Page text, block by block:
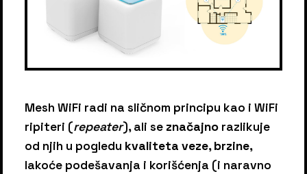
Mesh WiFi radi na sličnom principu kao i WiFi
ripiteri (repeater), ali se značajno razlikuje
od njih u pogledu kvaliteta veze,brzine,
lakoće podešavanja i korišćenja (i naravno